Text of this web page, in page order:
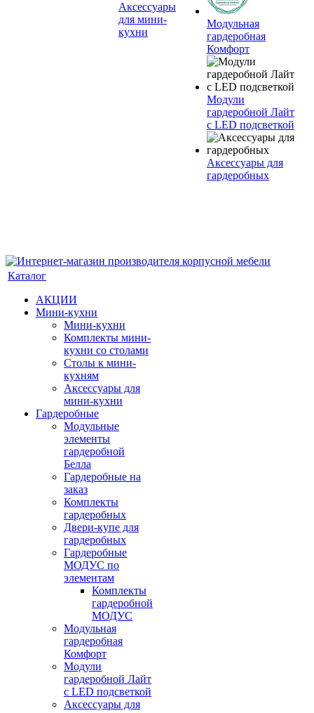
Аксессуары
для мини-
кухни
Модульная
гардеробная
Комфорт
Модули
гардеробной Лайт
с LED подсветкой
Аксессуары для
гардеробных
Каталог
АКЦИИ
Мини-кухни
Мини-кухни
Комплекты мини-
кухни со столами
Столы к мини-
кухням
Аксессуары для
мини-кухни
Гардеробные
Модульные
элементы
гардеробной
Белла
Гардеробные на
заказ
Комплекты
гардеробных
Двери-купе для
гардеробных
Гардеробные
МОДУС по
элементам
Комплекты
гардеробной
МОДУС
Модульная
гардеробная
Комфорт
Модули
гардеробной Лайт
с LED подсветкой
Аксессуары для